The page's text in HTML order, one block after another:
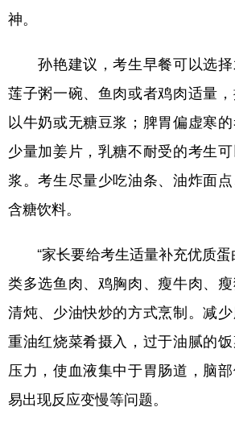
公益 一带一路 亚太
文化产业
地方频道
北京
山东 河南 湖北
广东 广西 海南
四川 贵州 云南
陕西 甘肃
神。
孙艳建议，考生早餐可以选择
莲子粥一碗、鱼肉或者鸡肉适量
以牛奶或无糖豆浆；脾胃偏虚寒
少量加姜片，乳糖不耐受的考生
浆。考生尽量少吃油条、油炸面
含糖饮料。
“家长要给考生适量补充优质蛋
类多选鱼肉、鸡胸肉、瘦牛肉、瘦
清炖、少油快炒的方式烹制。减少
重油红烧菜肴摄入，过于油腻的
压力，使血液集中于胃肠道，脑
易出现反应变慢等问题。